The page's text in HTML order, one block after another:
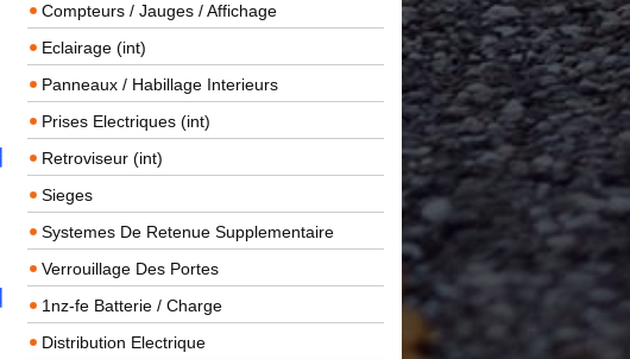
Compteurs / Jauges / Affichage
Eclairage (int)
Panneaux / Habillage Interieurs
Prises Electriques (int)
Retroviseur (int)
Sieges
Systemes De Retenue Supplementaire
Verrouillage Des Portes
1nz-fe Batterie / Charge
Distribution Electrique